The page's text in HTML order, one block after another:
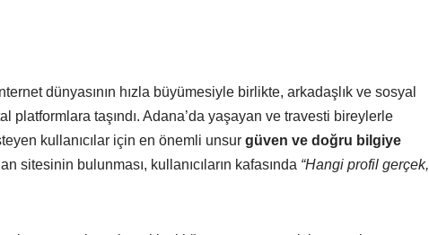
dünyasının hızla büyümesiyle birlikte, arkadaşlık ve sosyal
taşındı. Adana’da yaşayan ve travesti bireylerle
kullanıcılar için en önemli unsur güven ve doğru bilgiye
sitesinin bulunması, kullanıcıların kafasında “Hangi profil gerçek,